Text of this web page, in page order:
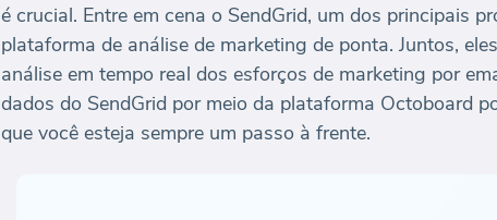
é crucial. Entre em cena o SendGrid, um dos principais
plataforma de análise de marketing de ponta. Juntos,
análise em tempo real dos esforços de marketing por
dados do SendGrid por meio da plataforma Octoboard
que você esteja sempre um passo à frente.